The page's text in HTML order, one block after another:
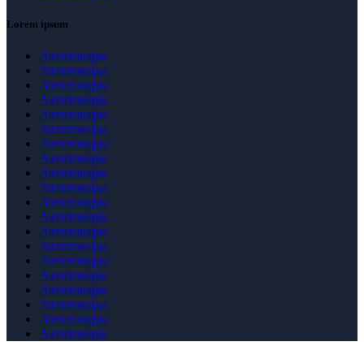
Lorem ipsum
Автотовары
Автотовары
Автотовары
Автотовары
Автотовары
Автотовары
Автотовары
Автотовары
Автотовары
Автотовары
Автотовары
Автотовары
Автотовары
Автотовары
Автотовары
Автотовары
Автотовары
Автотовары
Автотовары
Автотовары